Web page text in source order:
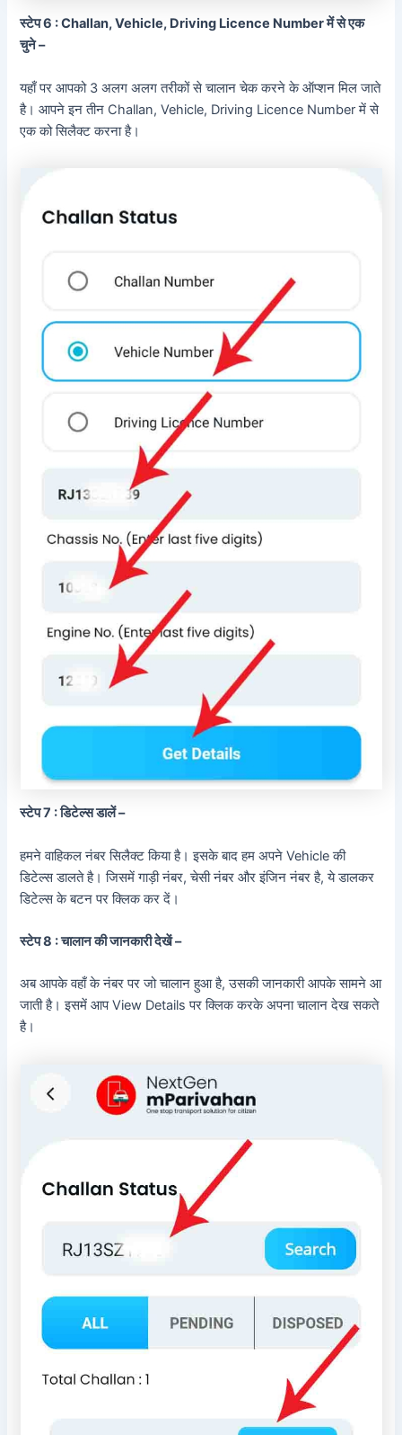
स्टेप 6 : Challan, Vehicle, Driving Licence Number में से एक
चुने –
यहाँ पर आपको 3 अलग अलग तरीकों से चालान चेक करने के ऑप्शन मिल जाते
है। आपने इन तीन Challan, Vehicle, Driving Licence Number में से
एक को सिलैक्ट करना है।
स्टेप 7 : डिटेल्स डालें –
हमने वाहिकल नंबर सिलैक्ट किया है। इसके बाद हम अपने Vehicle की
डिटेल्स डालते है। जिसमें गाड़ी नंबर, चेसी नंबर और इंजिन नंबर है, ये डालकर
डिटेल्स के बटन पर क्लिक कर दें।
स्टेप 8 : चालान की जानकारी देखें –
अब आपके वहाँ के नंबर पर जो चालान हुआ है, उसकी जानकारी आपके सामने आ
जाती है। इसमें आप View Details पर क्लिक करके अपना चालान देख सकते
है।